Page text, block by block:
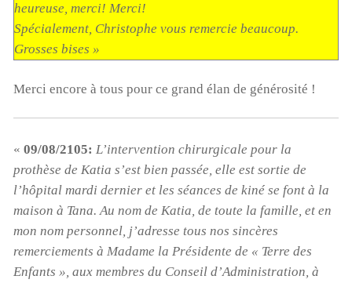
heureuse, merci! Merci!
Spécialement, Christophe vous remercie beaucoup.
Grosses bises »
Merci encore à tous pour ce grand élan de générosité !
« 09/08/2105: L’intervention chirurgicale pour la
prothèse de Katia s’est bien passée, elle est sortie de
l’hôpital mardi dernier et les séances de kiné se font à la
maison à Tana. Au nom de Katia, de toute la famille, et en
mon nom personnel, j’adresse tous nos sincères
remerciements à Madame la Présidente de « Terre des
Enfants », aux membres du Conseil d’Administration, à